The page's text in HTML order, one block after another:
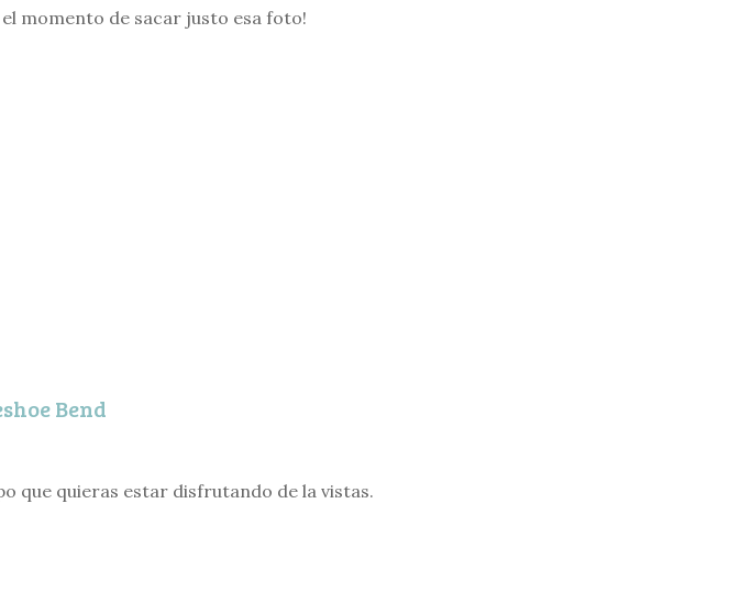
momento de sacar justo esa foto!
Bend
que quieras estar disfrutando de la vistas.